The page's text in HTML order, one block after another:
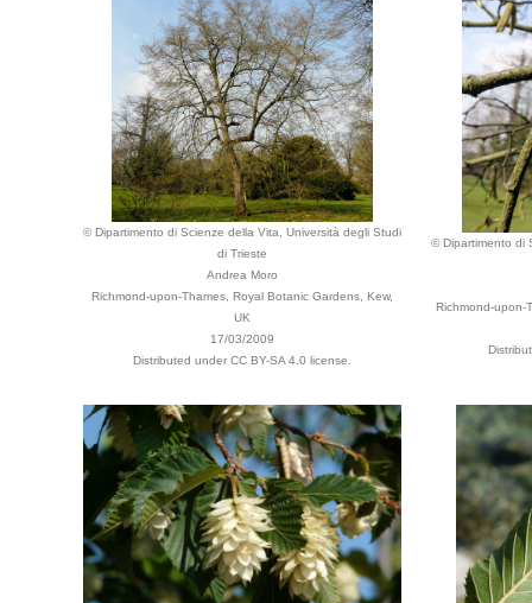
© Dipartimento di Scienze della Vita, Università degli Studi
di Trieste
Andrea Moro
Richmond-upon-Thames, Royal Botanic Gardens, Kew,
UK
17/03/2009
Distributed under CC BY-SA 4.0 license.
© Dipartimento di
Richmond-upon-